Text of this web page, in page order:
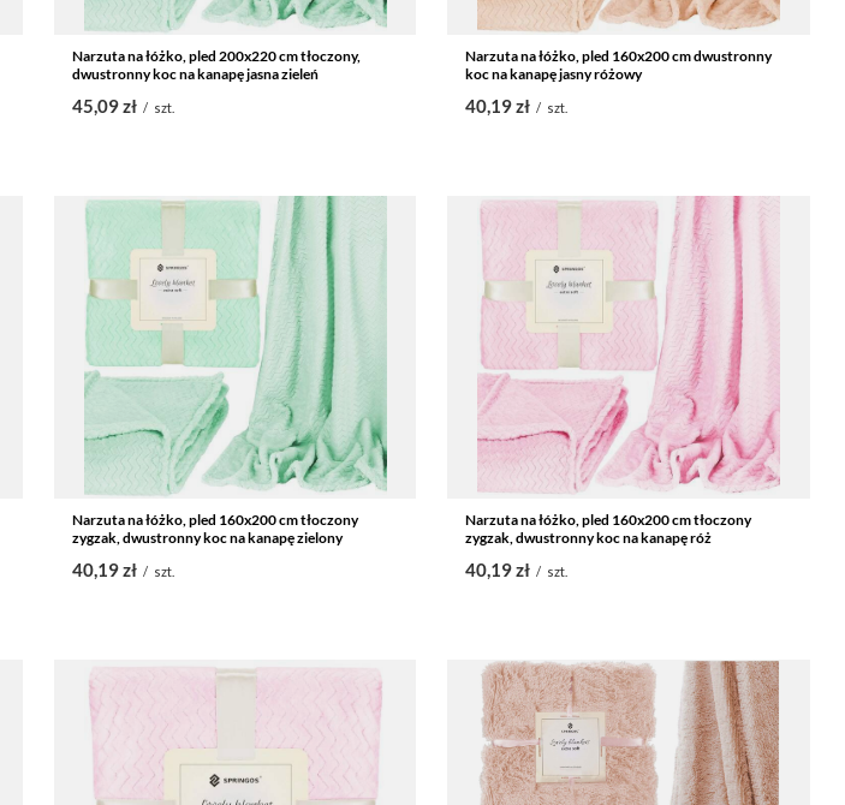
Narzuta na łóżko, pled 200x220 cm tłoczony,
dwustronny koc na kanapę jasna zieleń
45,09 zł / szt.
Narzuta na łóżko, pled 160x200 cm dwustronny
koc na kanapę jasny różowy
40,19 zł / szt.
Narzuta na łóżko, pled 160x200 cm tłoczony
zygzak, dwustronny koc na kanapę zielony
40,19 zł / szt.
Narzuta na łóżko, pled 160x200 cm tłoczony
zygzak, dwustronny koc na kanapę róż
40,19 zł / szt.